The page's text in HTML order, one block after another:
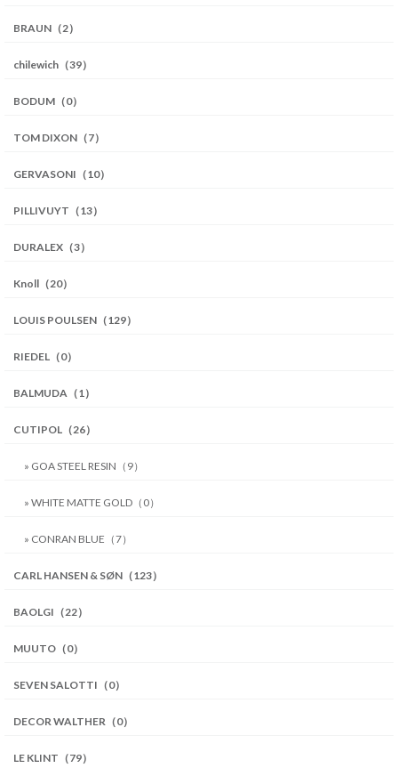
BRAUN（2）
chilewich（39）
BODUM（0）
TOM DIXON（7）
GERVASONI（10）
PILLIVUYT（13）
DURALEX（3）
Knoll（20）
LOUIS POULSEN（129）
RIEDEL（0）
BALMUDA（1）
CUTIPOL（26）
» GOA STEEL RESIN（9）
» WHITE MATTE GOLD（0）
» CONRAN BLUE（7）
CARL HANSEN & SØN（123）
BAOLGI（22）
MUUTO（0）
SEVEN SALOTTI（0）
DECOR WALTHER（0）
LE KLINT（79）